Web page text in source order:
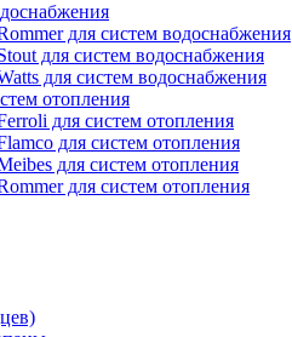
для систем водоснабжения
для систем водоснабжения
для систем водоснабжения
отопления
для систем отопления
для систем отопления
для систем отопления
для систем отопления